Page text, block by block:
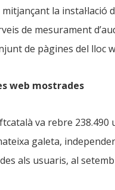
la
de mesurament
de pàgines del
web mostrades
va rebre
galeta,
als usuaris, al